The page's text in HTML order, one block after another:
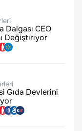
Dalgası CEO
Değiştiriyor
Gıda Devlerini